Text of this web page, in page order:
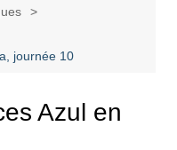
journée 10
Azul en